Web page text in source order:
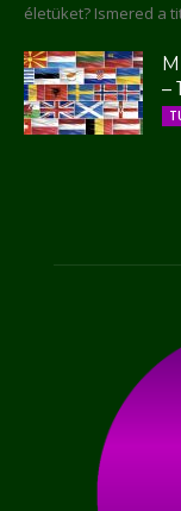
életüket? Ismered a
–